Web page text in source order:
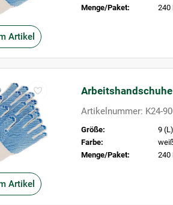
Artikel
Menge/Paket:
240
Artikel
Artikelnummer: K24-
Größe:
9 (L)
Farbe:
Menge/Paket:
240